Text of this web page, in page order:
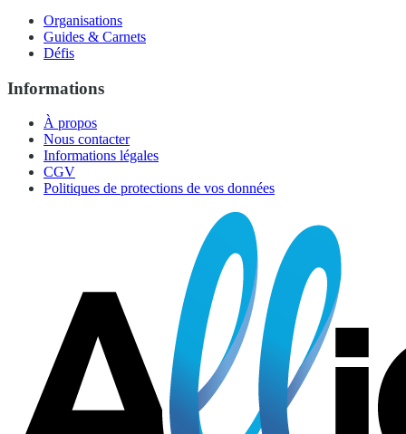
Organisations
Guides & Carnets
Défis
Informations
À propos
Nous contacter
Informations légales
CGV
Politiques de protections de vos données